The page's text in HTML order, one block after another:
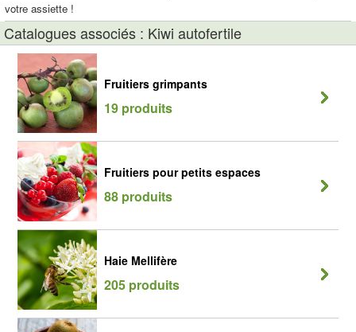
votre assiette !
Catalogues associés : Kiwi autofertile
Fruitiers grimpants
19 produits
Fruitiers pour petits espaces
88 produits
Haie Mellifère
205 produits